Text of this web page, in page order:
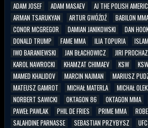
ADAM JOSEF ADAM MASAEV
AJ THE POLISH
ARMAN TSARUKYAN
ARTUR GWÓŹDŹ BABILON
CONOR MCGREGOR
DAMIAN JANIKOWSKI DAN
DONALD TRUMP
FAME MMA ILIA TOPURIA
IWO BARANIEWSKI
JAN BŁACHOWICZ JIRI
KAROL NAWROCKI
KHAMZAT CHIMAEV KSW
MAMED KHALIDOV
MARCIN NAJMAN
MARIUSZ
MATEUSZ GAMROT
MICHAŁ MATERLA
MICHAŁ
NORBERT SAWICKI
OKTAGON 86 OKTAGON MMA
PAWEŁ PAWLAK
PHIL DE FRIES PRIME MMA
SALAHDINE PARNASSE
SEBASTIAN PRZYBYSZ UFC